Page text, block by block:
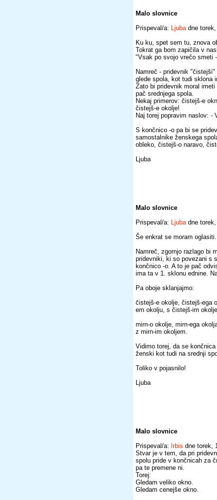
Malo slovnice
Prispeval/a: Ljubadne torek,
Ku ku, spet sem tu, znova
Tokrat ga bom zapičila v
"Vsak po svojo vrečo smeti
Namreč - pridevnik
glede spola, kot tudi sklona
Zato bi pridevnik moral
pač srednjega spola.
Nekaj primerov: čistejš-e
čistejš-e okolje!
Naj torej popravim naslov: -
S končnico -o pa bi se
samostalnike ženskega
obleko, čistejš-o naravo,
Ljuba
Malo slovnice
Prispeval/a: Ljubadne torek,
Še enkrat se moram oglasiti.
Namreč, zgornjo razlago bi
pridevniki, ki so povezani s
končnico -o. A to je pač
ima ta v 1. sklonu ednine.
Pa oboje sklanjajmo:
čistejš-e okolje, čistejš-ega
em okolju, s čistejš-im
mirn-o okolje, mirn-ega
z mirn-im okoljem.
Vidimo torej, da se
ženski kot tudi na srednji
Toliko v pojasnilo!
Ljuba
Malo slovnice
Prispeval/a: Irbis dne torek,
Stvar je v tem, da pri
spolu pride v končnicah za
pa te premene ni.
Torej:
Gledam veliko okno.
Gledam cenejše okno.